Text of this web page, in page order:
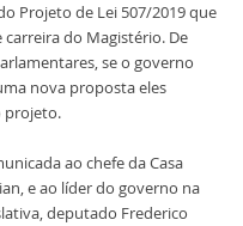
Projeto de Lei 507/2019 que
do Magistério. De
se o governo
nova proposta eles
projeto.
ao chefe da Casa
e ao líder do governo na
deputado Frederico